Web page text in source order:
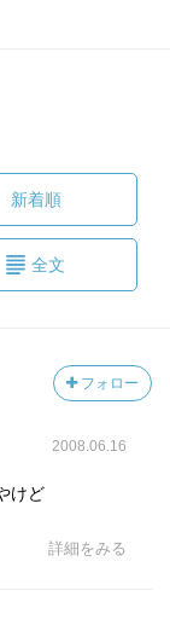
新着順
全文
フォロー
2008.06.16
けど
詳細をみる